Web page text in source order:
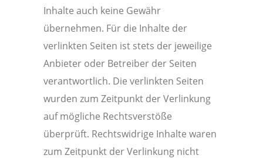
Inhalte auch keine Gewähr
übernehmen. Für die Inhalte der
verlinkten Seiten ist stets der jeweilige
Anbieter oder Betreiber der Seiten
verantwortlich. Die verlinkten Seiten
wurden zum Zeitpunkt der Verlinkung
auf mögliche Rechtsverstöße
überprüft. Rechtswidrige Inhalte waren
zum Zeitpunkt der Verlinkung nicht